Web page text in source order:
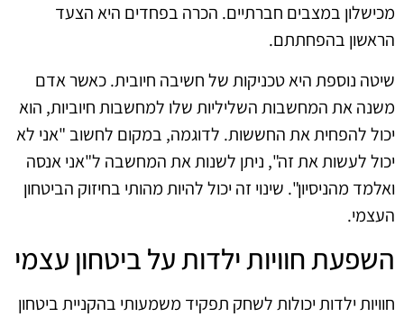
מכישלון במצבים חברתיים. הכרה בפחדים היא הצעד
הראשון בהפחתתם.
שיטה נוספת היא טכניקות של חשיבה חיובית. כאשר אדם
משנה את המחשבות השליליות שלו למחשבות חיוביות, הוא
יכול להפחית את החששות. לדוגמה, במקום לחשוב "אני לא
יכול לעשות את זה", ניתן לשנות את המחשבה ל"אני אנסה
ואלמד מהניסיון". שינוי זה יכול להיות מהותי בחיזוק הביטחון
העצמי.
השפעת חוויות ילדות על ביטחון עצמי
חוויות ילדות יכולות לשחק תפקיד משמעותי בהקניית ביטחון